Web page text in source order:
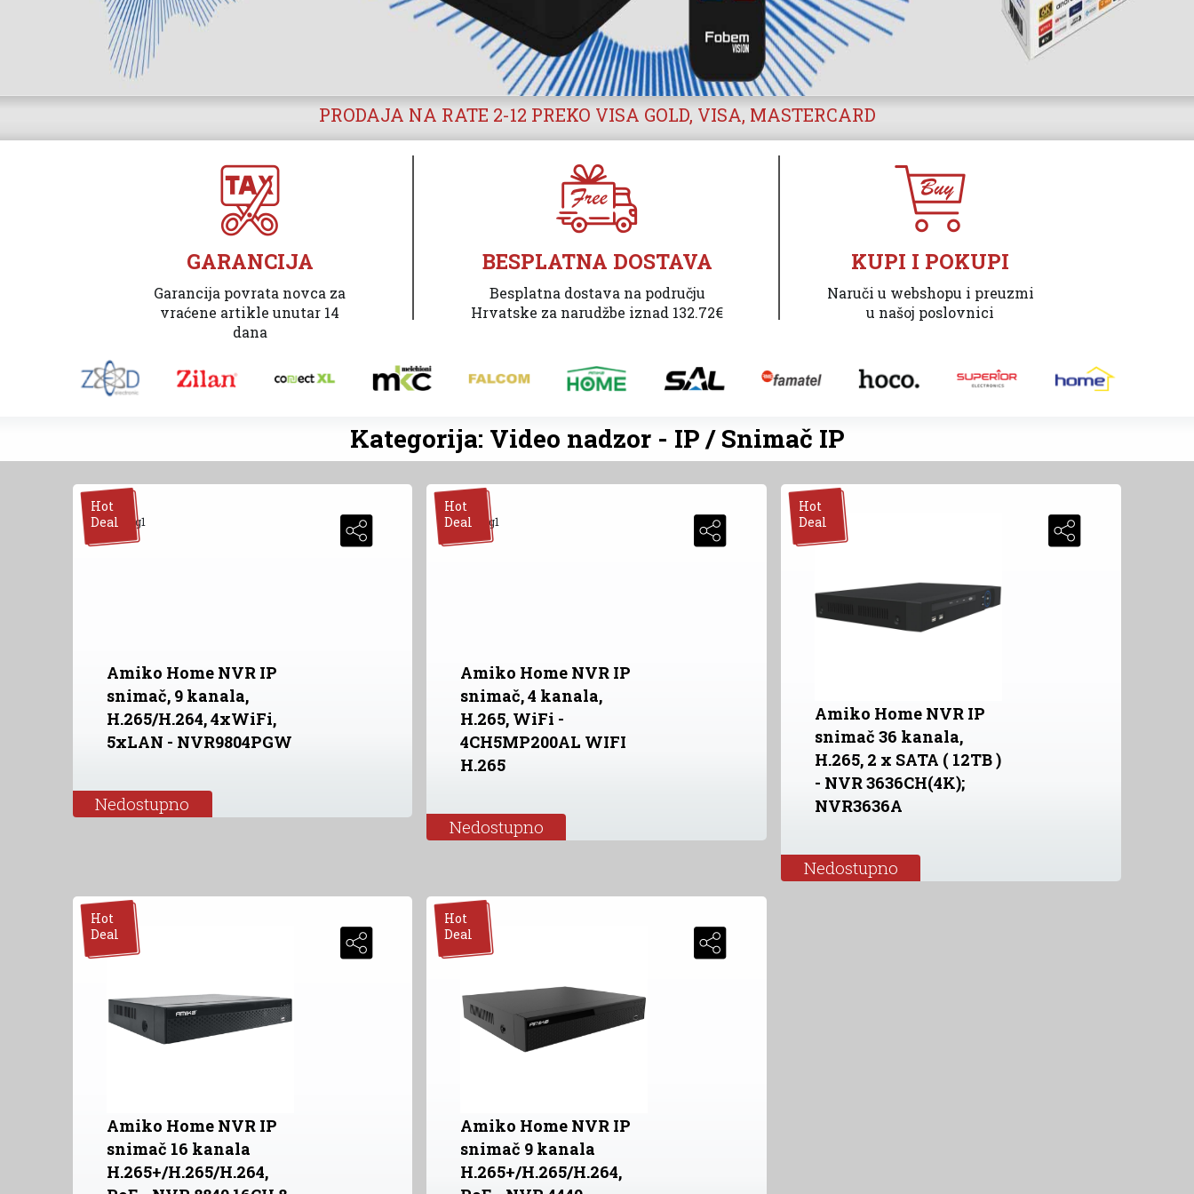
PRODAJA NA RATE 2-12 PREKO VISA GOLD, VISA, MASTERCARD
GARANCIJA
Garancija povrata novca za
vraćene artikle unutar 14
dana
BESPLATNA DOSTAVA
Besplatna dostava na području
Hrvatske za narudžbe iznad 132.72€
KUPI I POKUPI
Naruči u webshopu i preuzmi
u našoj poslovnici
Kategorija: Video nadzor - IP / Snimač IP
Hot
Deal
Amiko Home NVR IP
snimač, 9 kanala,
H.265/H.264, 4xWiFi,
5xLAN - NVR9804PGW
Nedostupno
Hot
Deal
Amiko Home NVR IP
snimač, 4 kanala,
H.265, WiFi -
4CH5MP200AL WIFI
H.265
Nedostupno
Hot
Deal
Amiko Home NVR IP
snimač 36 kanala,
H.265, 2 x SATA ( 12TB )
- NVR 3636CH(4K);
NVR3636A
Nedostupno
Hot
Deal
Amiko Home NVR IP
snimač 16 kanala
H.265+/H.265/H.264,
Hot
Deal
Amiko Home NVR IP
snimač 9 kanala
H.265+/H.265/H.264,